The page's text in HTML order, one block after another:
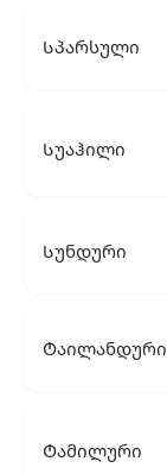
Სპარსული
Სუაჰილი
Სუნდური
Ტაილანდური
Ტამილური